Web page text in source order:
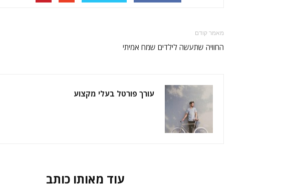
מאמר קודם
החוויה שתעשה לילדים שמח אמיתי
עורך פורטל בעלי מקצוע
עוד מאותו כותב